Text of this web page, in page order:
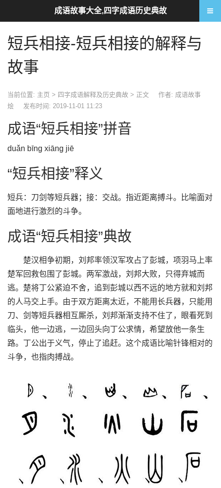
短兵相接-短兵相接的解释与
故事
当前位置: 主页 > 四字成语解释及历史典故 > 正文
作者: 成语故事
烩
发布时间: 2019-11-01 11:23
成语“短兵相接”拼音
duǎn bīng xiāng jiē
“短兵相接”释义
短兵：刀剑等短兵器；接：交战。指近距离搏斗。比喻面对
面地进行激烈的斗争。
成语“短兵相接”典故
楚汉相争初期，刘邦率领汉军攻占了彭城，项羽马上率
楚军回救包围了彭城。两军激战，刘邦大败，只得弃城而
逃。楚将丁公紧迫不舍，追到彭城以西不远的地方就和刘邦
的人马交上手。由于双方距离太近，不能用长兵器，只能用
刀、剑等短兵器相互厮杀，刘邦渐渐支持不住了，眼看死到
临头，他一边逃，一边回头向丁公求情，希望放他一条生
路。丁公出于义气，停止了追赶。这个成语比喻针锋相对的
斗争，也指肉搏战。
成语故事大全,四字成语历史典故